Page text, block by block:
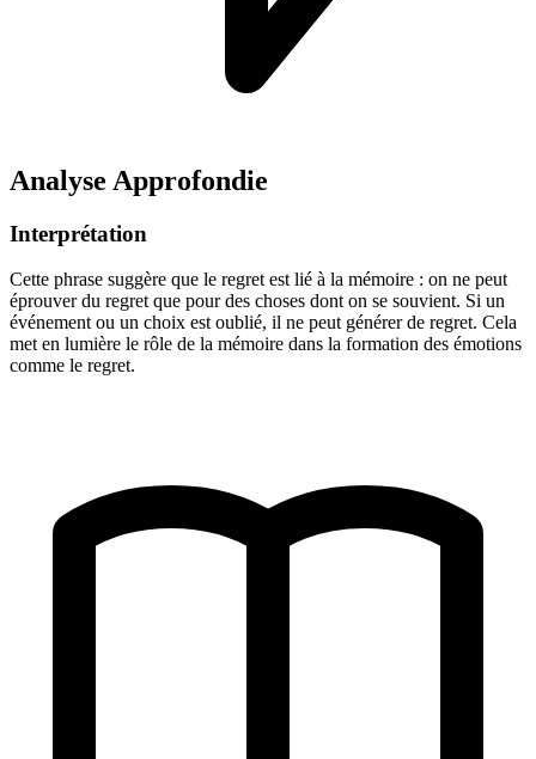
Analyse Approfondie
Interprétation
Cette phrase suggère que le regret est lié à la mémoire : on ne peut
éprouver du regret que pour des choses dont on se souvient. Si un
événement ou un choix est oublié, il ne peut générer de regret. Cela
met en lumière le rôle de la mémoire dans la formation des émotions
comme le regret.